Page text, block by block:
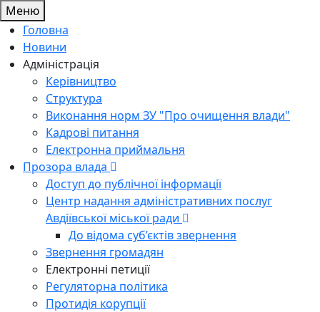
Меню
Головна
Новини
Адміністрація
Керівництво
Структура
Виконання норм ЗУ "Про очищення влади"
Кадрові питання
Електронна приймальня
Прозора влада
Доступ до публічної інформації
Центр надання адміністративних послуг
Авдіївської міської ради
До відома суб’єктів звернення
Звернення громадян
Електронні петиції
Регуляторна політика
Протидія корупції